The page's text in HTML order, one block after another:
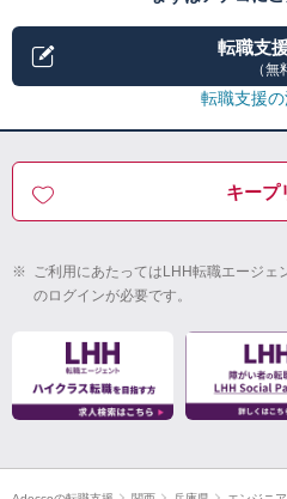
転職支
（無
転職支援
キープ
※ ご利用にあたってはLHH転職エージ
のログインが必要です。